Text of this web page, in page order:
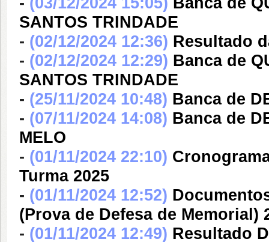
SANTOS TRINDADE
- (02/12/2024 12:36) Resultado
- (02/12/2024 12:29) Banca de
SANTOS TRINDADE
- (25/11/2024 10:48) Banca de
- (07/11/2024 14:08) Banca de
MELO
- (01/11/2024 22:10)
Turma 2025
- (01/11/2024 12:52)
(Prova de Defesa de Memorial)
- (01/11/2024 12:49) Resultado